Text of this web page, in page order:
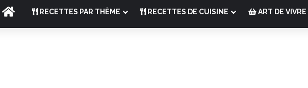
ACCUEILRECETTES PAR THÈME RECETTES DE CUISINE ART DE VIVRE